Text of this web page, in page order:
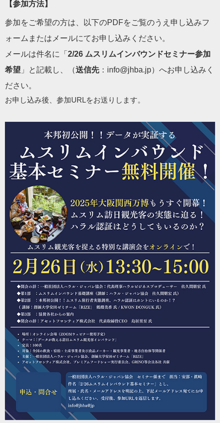
【参加方法】
参加をご希望の方は、以下のPDFをご覧のうえ申し込みフ
ォームまたはメールにてお申し込みください。
メールは件名に「 2/26 ムスリムインバウンドセミナー参加
希望 」と記載し、（送信先： info@jhba.jp）へお申し込みく
ださい。
お申し込み後、参加URLをお送りします。